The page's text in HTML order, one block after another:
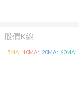
股價K線
5MA: 10MA: 20MA: 60MA: